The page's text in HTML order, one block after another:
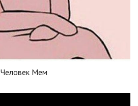
Человек Мем